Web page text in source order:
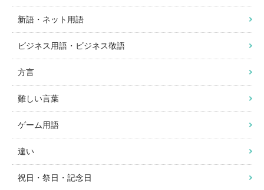
新語・ネット用語
ビジネス用語・ビジネス敬語
方言
難しい言葉
ゲーム用語
違い
祝日・祭日・記念日